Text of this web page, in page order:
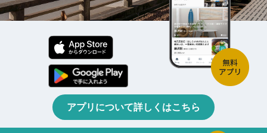
アプリについて詳しくはこちら